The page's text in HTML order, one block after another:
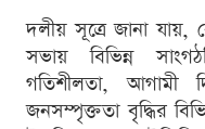
দলীয় সূত্রে জানা যায়,
সভায় বিভিন্ন
গতিশীলতা, আগামী
জনসম্পৃক্ততা বৃদ্ধির